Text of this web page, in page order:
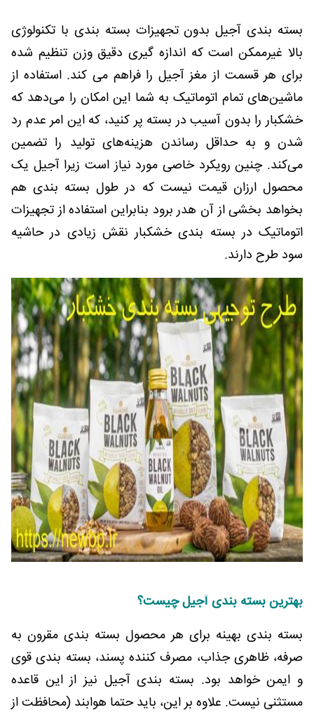
بسته بندی آجیل بدون تجهیزات بسته بندی با تکنولوژی
بالا غیرممکن است که اندازه گیری دقیق وزن تنظیم شده
برای هر قسمت از مغز آجیل را فراهم می کند. استفاده از
ماشین‌های تمام اتوماتیک به شما این امکان را می‌دهد که
خشکبار را بدون آسیب در بسته پر کنید، که این امر عدم رد
شدن و به حداقل رساندن هزینه‌های تولید را تضمین
می‌کند. چنین رویکرد خاصی مورد نیاز است زیرا آجیل یک
محصول ارزان قیمت نیست که در طول بسته بندی هم
بخواهد بخشی از آن هدر برود بنابراین استفاده از تجهیزات
اتوماتیک در بسته بندی خشکبار نقش زیادی در حاشیه
سود طرح دارند.
بهترین بسته بندی آجیل چیست؟
بسته بندی بهینه برای هر محصول بسته بندی مقرون به
صرفه، ظاهری جذاب، مصرف کننده پسند، بسته بندی قوی
و ایمن خواهد بود. بسته بندی آجیل نیز از این قاعده
مستثنی نیست. علاوه بر این، باید حتما هوابند (محافظت از